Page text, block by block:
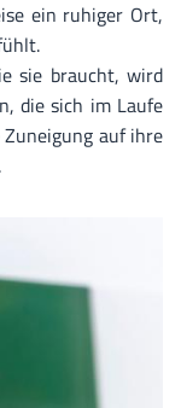
ein ruhiger Ort,
sie braucht, wird
die sich im Laufe
auf ihre